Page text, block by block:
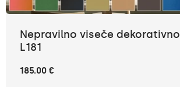
Nepravilno viseče
L181
185.00 €